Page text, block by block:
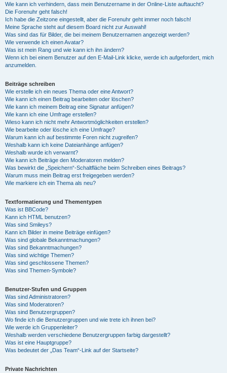
Wie kann ich verhindern, dass mein Benutzername in der Online-Liste auftaucht?
Die Forenuhr geht falsch!
Ich habe die Zeitzone eingestellt, aber die Forenuhr geht immer noch falsch!
Meine Sprache steht auf diesem Board nicht zur Auswahl!
Was sind das für Bilder, die bei meinem Benutzernamen angezeigt werden?
Wie verwende ich einen Avatar?
Was ist mein Rang und wie kann ich ihn ändern?
Wenn ich bei einem Benutzer auf den E-Mail-Link klicke, werde ich aufgefordert, mich
anzumelden.
Beiträge schreiben
Wie erstelle ich ein neues Thema oder eine Antwort?
Wie kann ich einen Beitrag bearbeiten oder löschen?
Wie kann ich meinem Beitrag eine Signatur anfügen?
Wie kann ich eine Umfrage erstellen?
Wieso kann ich nicht mehr Antwortmöglichkeiten erstellen?
Wie bearbeite oder lösche ich eine Umfrage?
Warum kann ich auf bestimmte Foren nicht zugreifen?
Weshalb kann ich keine Dateianhänge anfügen?
Weshalb wurde ich verwarnt?
Wie kann ich Beiträge den Moderatoren melden?
Was bewirkt die „Speichern“-Schaltfläche beim Schreiben eines Beitrags?
Warum muss mein Beitrag erst freigegeben werden?
Wie markiere ich ein Thema als neu?
Textformatierung und Thementypen
Was ist BBCode?
Kann ich HTML benutzen?
Was sind Smileys?
Kann ich Bilder in meine Beiträge einfügen?
Was sind globale Bekanntmachungen?
Was sind Bekanntmachungen?
Was sind wichtige Themen?
Was sind geschlossene Themen?
Was sind Themen-Symbole?
Benutzer-Stufen und Gruppen
Was sind Administratoren?
Was sind Moderatoren?
Was sind Benutzergruppen?
Wo finde ich die Benutzergruppen und wie trete ich ihnen bei?
Wie werde ich Gruppenleiter?
Weshalb werden verschiedene Benutzergruppen farbig dargestellt?
Was ist eine Hauptgruppe?
Was bedeutet der „Das Team“-Link auf der Startseite?
Private Nachrichten